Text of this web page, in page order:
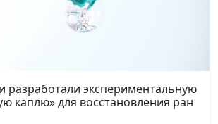
разработали экспериментальную
каплю» для восстановления ран